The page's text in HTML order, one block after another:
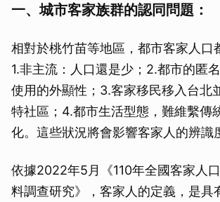
一、城市客家族群的認同問題：
相對於桃竹苗等地區，都市客家人口
1.非主流：人口還是少；2.都市的匿
使用的外顯性；3.客家移民移入台北
特社區；4.都市生活型態，難維繫傳
化。這些狀況將會影響客家人的辨識
依據2022年5月《110年全國客家人
料調查研究》，客家人的定義，是具